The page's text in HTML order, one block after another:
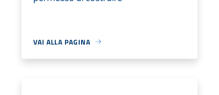
VAI ALLA PAGINA